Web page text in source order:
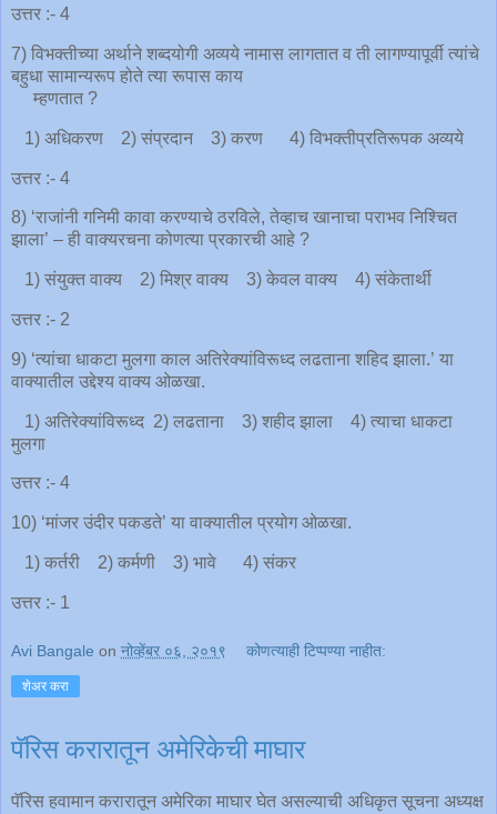
उत्तर :- 4
7) विभक्तीच्या अर्थाने शब्दयोगी अव्यये नामास लागतात व ती लागण्यापूर्वी त्यांचे
बहुधा सामान्यरूप होते त्या रूपास काय
म्हणतात ?
1) अधिकरण 2) संप्रदान 3) करण 4) विभक्तीप्रतिरूपक अव्यये
उत्तर :- 4
8) ‘राजांनी गनिमी कावा करण्याचे ठरविले, तेव्हाच खानाचा पराभव निश्चित
झाला’ – ही वाक्यरचना कोणत्या प्रकारची आहे ?
1) संयुक्त वाक्य 2) मिश्र वाक्य 3) केवल वाक्य 4) संकेतार्थी
उत्तर :- 2
9) ‘त्यांचा धाकटा मुलगा काल अतिरेक्यांविरूध्द लढताना शहिद झाला.’ या
वाक्यातील उद्देश्य वाक्य ओळखा.
1) अतिरेक्यांविरूध्द 2) लढताना 3) शहीद झाला 4) त्याचा धाकटा
मुलगा
उत्तर :- 4
10) ‘मांजर उंदीर पकडते’ या वाक्यातील प्रयोग ओळखा.
1) कर्तरी 2) कर्मणी 3) भावे 4) संकर
उत्तर :- 1
Avi Bangale on नोव्हेंबर ०६, २०१९ कोणत्याही टिप्पण्‍या नाहीत:
शेअर करा
पॅरिस करारातून अमेरिकेची माघार
पॅरिस हवामान करारातून अमेरिका माघार घेत असल्याची अधिकृत सूचना अध्यक्ष